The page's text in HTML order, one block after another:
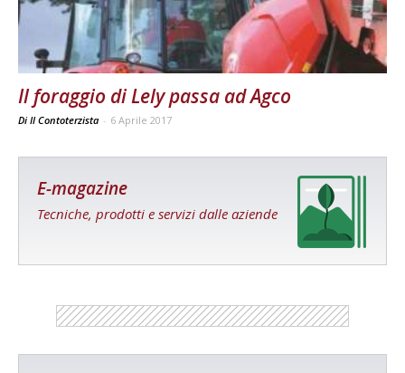
Il foraggio di Lely passa ad Agco
Di Il Contoterzista - 6 Aprile 2017
E-magazine
Tecniche, prodotti e servizi dalle aziende